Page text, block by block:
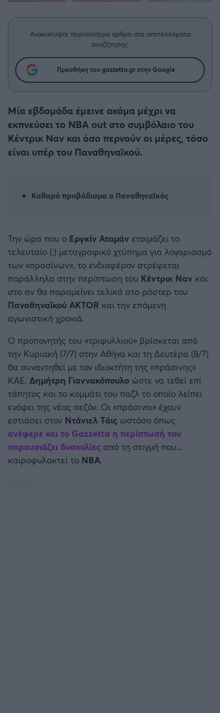
Δημήτρης Τσορμπατζόγλου
Λεβαδειακός
ΟΦΗ
Βόλος
Ατρόμητος Αθηνών
Κηφισιά
Παναιτωλικός
Ηρακλής
Μπαρτσελόνα
Ρεάλ Μαδρίτης
Μάντσεστερ Γιουνάιτεντ
Μάντσεστερ Σίτι
Λίβερπουλ
Τσέλσι
Άρσεναλ
Μεγάλη μου Αγάπη
Μια Ιστορία από την Πόλη
Ανακαλύψτε περισσότερα άρθρα στα αποτελέσματα
αναζήτησης.
Προσθήκη του gazzetta.gr στην Google
Μία εβδομάδα έμεινε ακόμα μέχρι να
εκπνεύσει το NBA out στο συμβόλαιο του
Κέντρικ Ναν και όσο περνούν οι μέρες, τόσο
είναι υπέρ του Παναθηναϊκού.
Καθαρό προβάδισμα ο Παναθηναϊκός
Την ώρα που ο Εργκίν Αταμάν ετοιμάζει το
τελευταίο (;) μεταγραφικό χτύπημα για λογαριασμό
των «πρασίνων», το ενδιαφέρον στρέφεται
παράλληλα στην περίπτωση του Κέντρικ Ναν και
στο αν θα παραμείνει τελικά στο ρόστερ του
Παναθηναϊκού AKTOR και την επόμενη
αγωνιστική χρονιά.
Ο προπονητής του «τριφυλλιού» βρίσκεται από
την Κυριακή (7/7) στην Αθήνα και τη Δευτέρα (8/7)
θα συναντηθεί με τον ιδιοκτήτη της «πράσινης»
ΚΑΕ, Δημήτρη Γιαννακόπουλο ώστε να τεθεί επί
τάπητος και το κομμάτι του παζλ το οποίο λείπει
ενόψει της νέας σεζόν. Οι «πράσινοι» έχουν
εστιάσει στον Ντάνιελ Τάις ωστόσο όπως
ανέφερε και το Gazzetta η περίπτωσή του
παρουσιάζει δυσκολίες από τη στιγμή που...
καιροφυλακτεί το ΝΒΑ.